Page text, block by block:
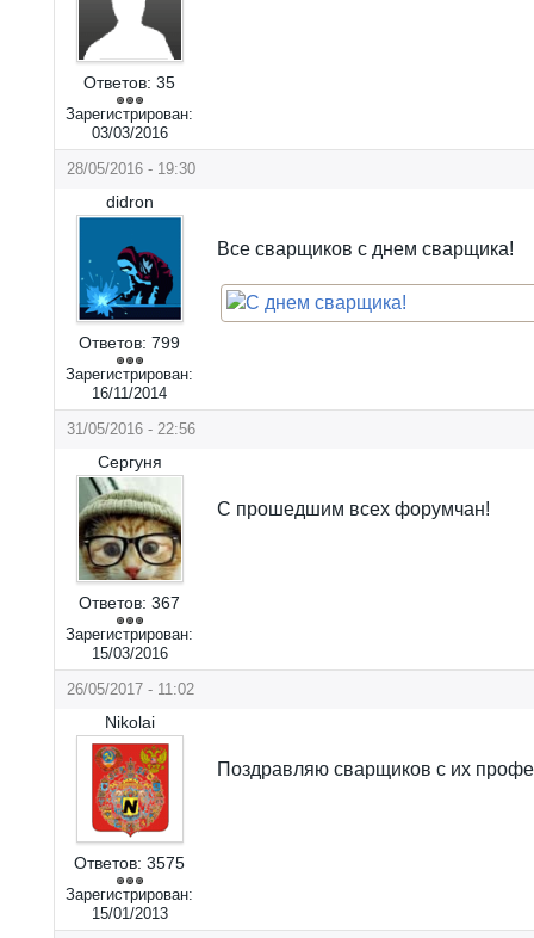
Ответов: 35
Зарегистрирован:
03/03/2016
28/05/2016 - 19:30
didron
Ответов: 799
Зарегистрирован:
16/11/2014
Все сварщиков с днем сварщика!
31/05/2016 - 22:56
Сергуня
Ответов: 367
Зарегистрирован:
15/03/2016
C прошедшим всех форумчан!
26/05/2017 - 11:02
Nikolai
Ответов: 3575
Зарегистрирован:
15/01/2013
Поздравляю сварщиков с их